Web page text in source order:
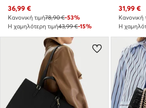
Τρέχουσα τιμή
36,99 €
Κανονική τιμή78,90 €-53%
Η χαμηλότερη τιμή43,99 €-15%
Τρέχουσα
31,99 €
Κανονική
Η